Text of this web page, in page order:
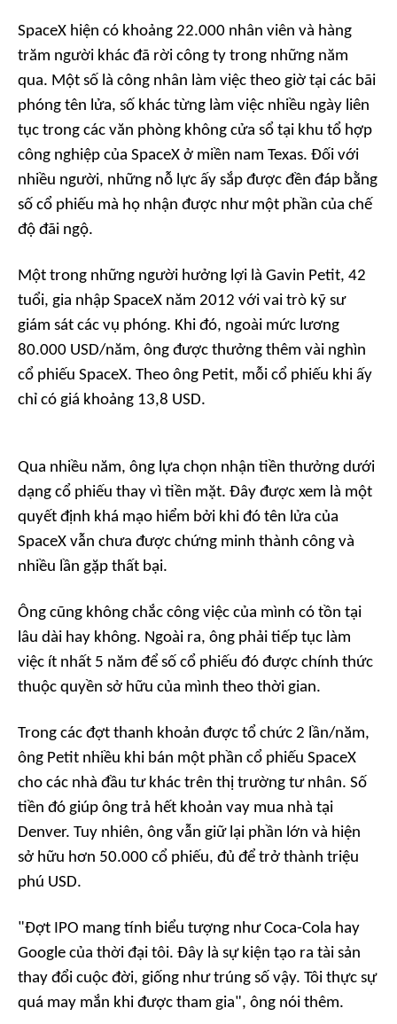
SpaceX hiện có khoảng 22.000 nhân viên và hàng
trăm người khác đã rời công ty trong những năm
qua. Một số là công nhân làm việc theo giờ tại các bãi
phóng tên lửa, số khác từng làm việc nhiều ngày liên
tục trong các văn phòng không cửa sổ tại khu tổ hợp
công nghiệp của SpaceX ở miền nam Texas. Đối với
nhiều người, những nỗ lực ấy sắp được đền đáp bằng
số cổ phiếu mà họ nhận được như một phần của chế
độ đãi ngộ.
Một trong những người hưởng lợi là Gavin Petit, 42
tuổi, gia nhập SpaceX năm 2012 với vai trò kỹ sư
giám sát các vụ phóng. Khi đó, ngoài mức lương
80.000 USD/năm, ông được thưởng thêm vài nghìn
cổ phiếu SpaceX. Theo ông Petit, mỗi cổ phiếu khi ấy
chỉ có giá khoảng 13,8 USD.
Qua nhiều năm, ông lựa chọn nhận tiền thưởng dưới
dạng cổ phiếu thay vì tiền mặt. Đây được xem là một
quyết định khá mạo hiểm bởi khi đó tên lửa của
SpaceX vẫn chưa được chứng minh thành công và
nhiều lần gặp thất bại.
Ông cũng không chắc công việc của mình có tồn tại
lâu dài hay không. Ngoài ra, ông phải tiếp tục làm
việc ít nhất 5 năm để số cổ phiếu đó được chính thức
thuộc quyền sở hữu của mình theo thời gian.
Trong các đợt thanh khoản được tổ chức 2 lần/năm,
ông Petit nhiều khi bán một phần cổ phiếu SpaceX
cho các nhà đầu tư khác trên thị trường tư nhân. Số
tiền đó giúp ông trả hết khoản vay mua nhà tại
Denver. Tuy nhiên, ông vẫn giữ lại phần lớn và hiện
sở hữu hơn 50.000 cổ phiếu, đủ để trở thành triệu
phú USD.
"Đợt IPO mang tính biểu tượng như Coca-Cola hay
Google của thời đại tôi. Đây là sự kiện tạo ra tài sản
thay đổi cuộc đời, giống như trúng số vậy. Tôi thực sự
quá may mắn khi được tham gia", ông nói thêm.